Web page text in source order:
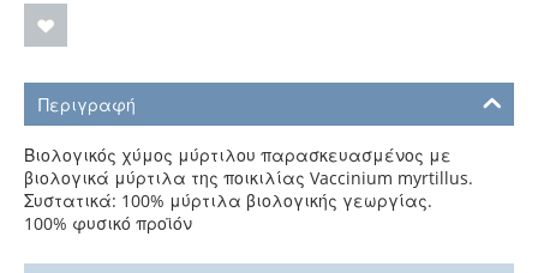
Περιγραφή
Βιολογικός χύμος μύρτιλου παρασκευασμένος με
βιολογικά μύρτιλα της ποικιλίας Vaccinium myrtillus.
Συστατικά: 100% μύρτιλα βιολογικής γεωργίας.
100% φυσικό προϊόν